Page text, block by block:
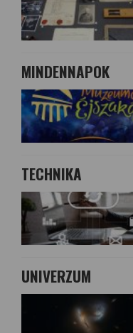
MINDENNAPOK
TECHNIKA
UNIVERZUM